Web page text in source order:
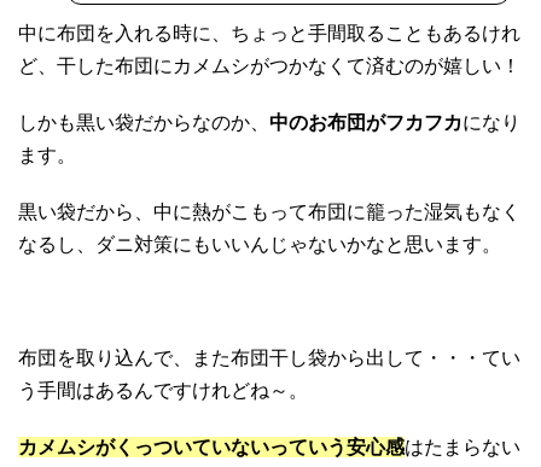
中に布団を入れる時に、ちょっと手間取ることもあるけれ
ど、干した布団にカメムシがつかなくて済むのが嬉しい！
しかも黒い袋だからなのか、 中のお布団がフカフカになり
ます。
黒い袋だから、中に熱がこもって布団に籠った湿気もなく
なるし、ダニ対策にもいいんじゃないかなと思います。
布団を取り込んで、また布団干し袋から出して・・・てい
う手間はあるんですけれどね～。
カメムシがくっついていないっていう安心感はたまらない